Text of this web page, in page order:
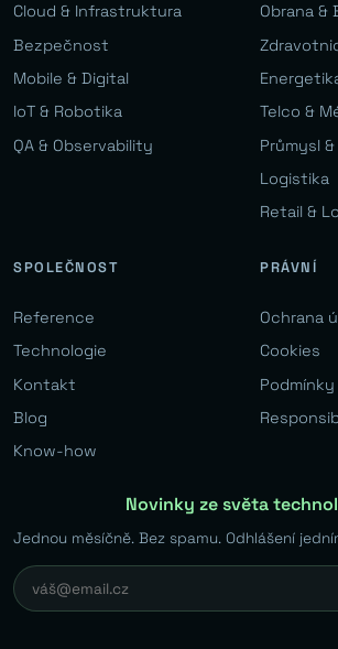
Cloud & Infrastruktura
Bezpečnost
Mobile & Digital
IoT & Robotika
QA & Observability
Obrana
Telco &
Průmysl
Logistika
Retail &
SPOLEČNOST
Reference
Technologie
Kontakt
Blog
Know-how
PRÁVNÍ
Ochrana
Cookies
Novinky ze světa
Jednou měsíčně. Bez spamu. Odhlášení